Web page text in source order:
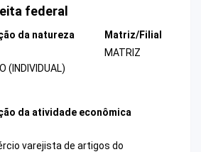
federal
da natureza
(INDIVIDUAL)
Matriz/Filial
MATRIZ
da atividade econômica
varejista de artigos do